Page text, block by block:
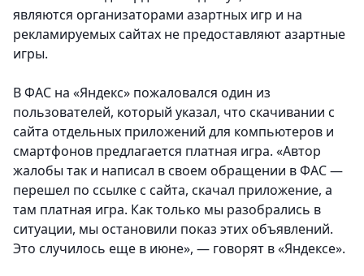
являются организаторами азартных игр и на
рекламируемых сайтах не предоставляют азартные
игры.
В ФАС на «Яндекс» пожаловался один из
пользователей, который указал, что скачивании с
сайта отдельных приложений для компьютеров и
смартфонов предлагается платная игра. «Автор
жалобы так и написал в своем обращении в ФАС —
перешел по ссылке с сайта, скачал приложение, а
там платная игра. Как только мы разобрались в
ситуации, мы остановили показ этих объявлений.
Это случилось еще в июне», — говорят в «Яндексе».